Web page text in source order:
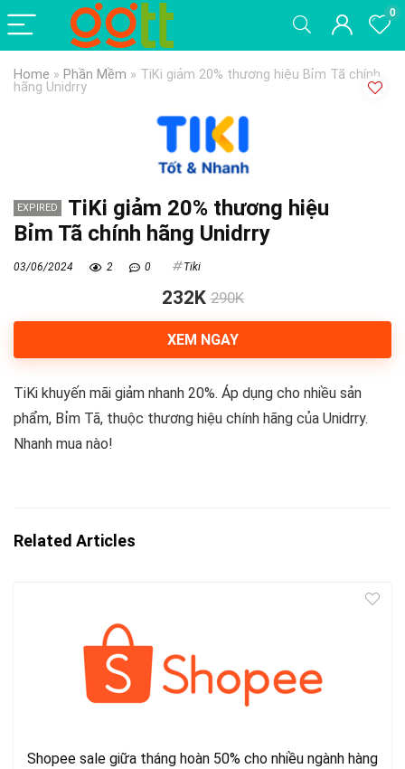
0
Home » Phần Mềm » TiKi giảm 20% thương hiệu Bỉm Tã chính
hãng Unidrry
EXPIRED
TiKi giảm 20% thương hiệu
Bỉm Tã chính hãng Unidrry
03/06/2024 2 0 Tiki
232K 290K
XEM NGAY
TiKi khuyến mãi giảm nhanh 20%. Áp dụng cho nhiều sản
phẩm, Bỉm Tã, thuộc thương hiệu chính hãng của Unidrry.
Nhanh mua nào!
Related Articles
Shopee sale giữa tháng hoàn 50% cho nhiều ngành hàng